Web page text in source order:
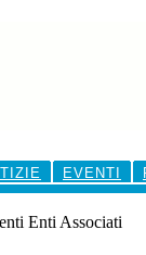
EVENTI
Enti Associati